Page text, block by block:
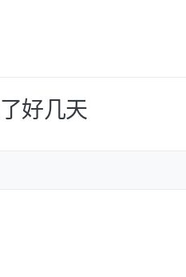
好几天